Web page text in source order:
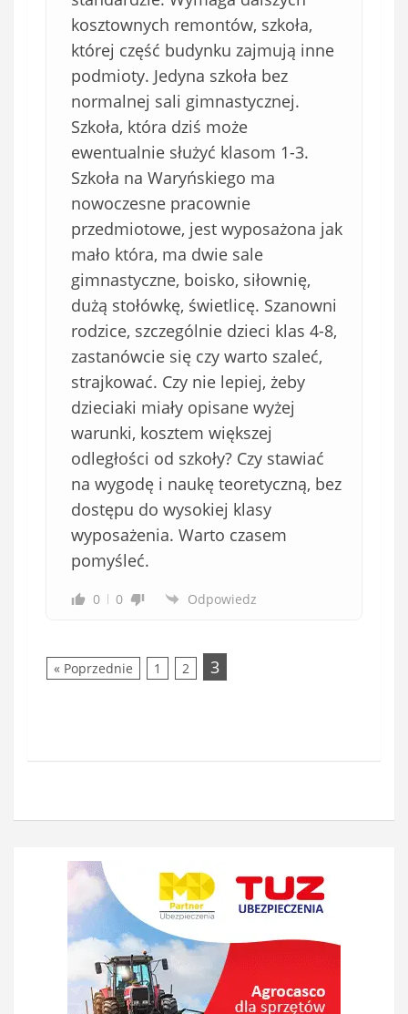
kosztownych remontów, szkoła,
której część budynku zajmują inne
podmioty. Jedyna szkoła bez
normalnej sali gimnastycznej.
Szkoła, która dziś może
ewentualnie służyć klasom 1-3.
Szkoła na Waryńskiego ma
nowoczesne pracownie
przedmiotowe, jest wyposażona jak
mało która, ma dwie sale
gimnastyczne, boisko, siłownię,
dużą stołówkę, świetlicę. Szanowni
rodzice, szczególnie dzieci klas 4-8,
zastanówcie się czy warto szaleć,
strajkować. Czy nie lepiej, żeby
dzieciaki miały opisane wyżej
warunki, kosztem większej
odległości od szkoły? Czy stawiać
na wygodę i naukę teoretyczną, bez
dostępu do wysokiej klasy
wyposażenia. Warto czasem
pomyśleć.
0 0 Odpowiedz
« Poprzednie 1 2 3